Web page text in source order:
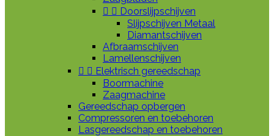
  Doorslijpschijven
Slijpschijven Metaal
Diamantschijven
Afbraamschijven
Lamellenschijven
  Elektrisch gereedschap
Boormachine
Zaagmachine
Gereedschap opbergen
Compressoren en toebehoren
Lasgereedschap en toebehoren